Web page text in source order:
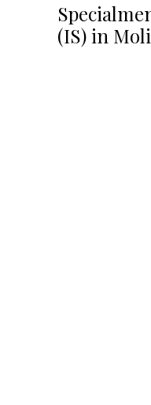
(IS) in